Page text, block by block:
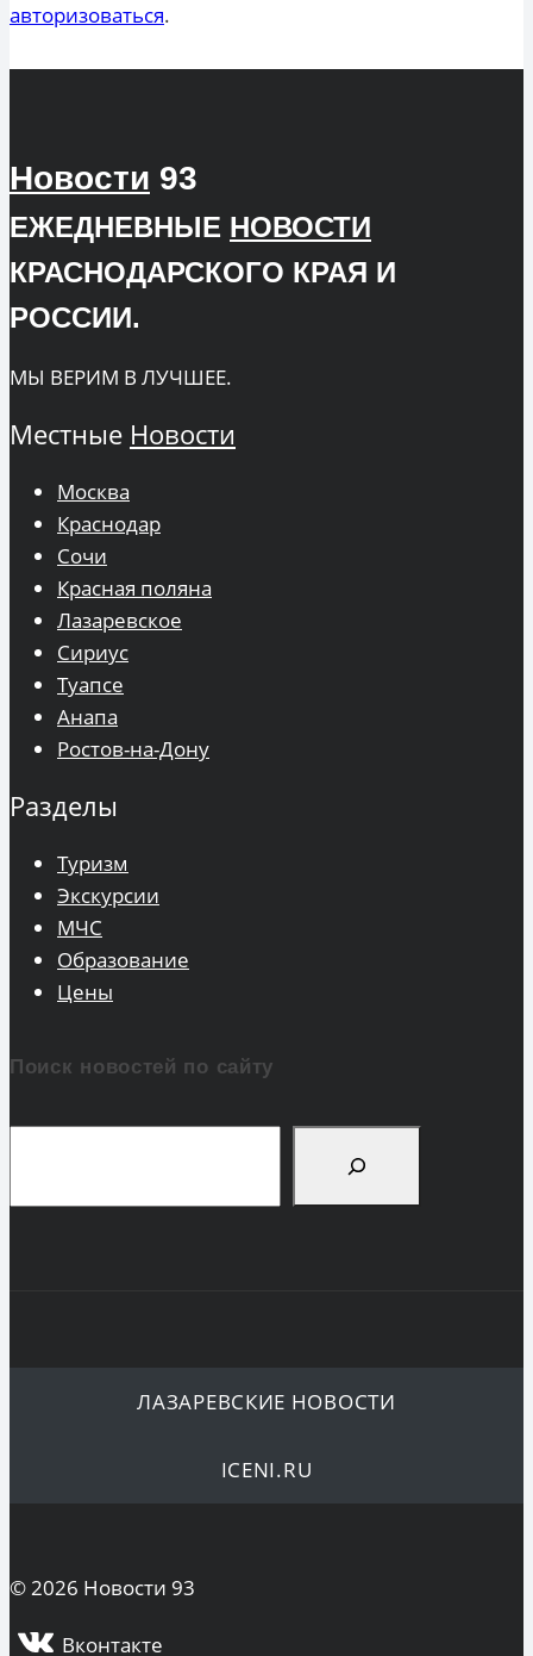
авторизоваться.
Новости 93
ЕЖЕДНЕВНЫЕ НОВОСТИ
КРАСНОДАРСКОГО КРАЯ И
РОССИИ.
МЫ ВЕРИМ В ЛУЧШЕЕ.
Местные Новости
Москва
Краснодар
Сочи
Красная поляна
Лазаревское
Сириус
Туапсе
Анапа
Ростов-на-Дону
Разделы
Туризм
Экскурсии
МЧС
Образование
Цены
Поиск новостей по сайту
ЛАЗАРЕВСКИЕ НОВОСТИ
ICENI.RU
© 2026 Новости 93
Вконтакте